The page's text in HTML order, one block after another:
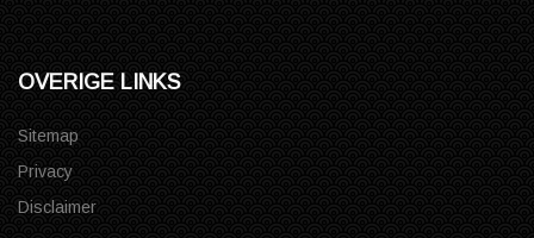
OVERIGE LINKS
Sitemap
Privacy
Disclaimer